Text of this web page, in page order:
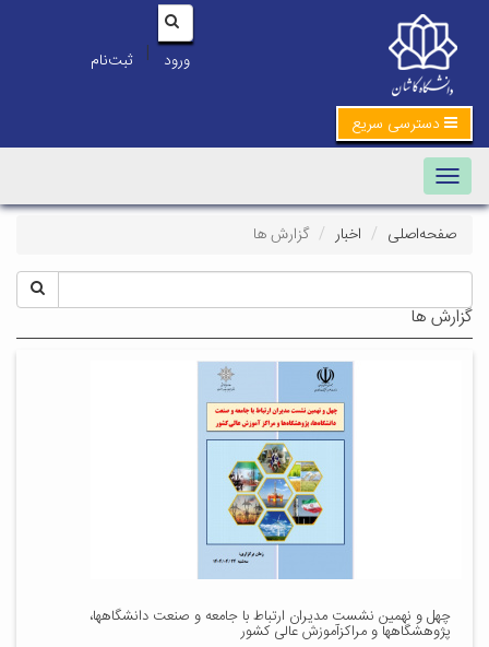
ورود | ثبت‌نام
دسترسی سریع
Toggle navigation
صفحه‌اصلی اخبار گزارش ها
گزارش ها
چهل و نهمین نشست مدیران ارتباط با جامعه و صنعت دانشگاهها،
پژوهشگاهها و مراکزآموزش عالی کشور